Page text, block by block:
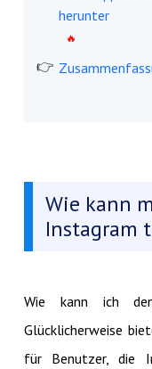
herunter
Wie kann
Instagram
Wie kann ich
Glücklicherweise
für Benutzer, die